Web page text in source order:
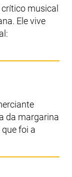
musical
Ele vive
da margarina
foi a